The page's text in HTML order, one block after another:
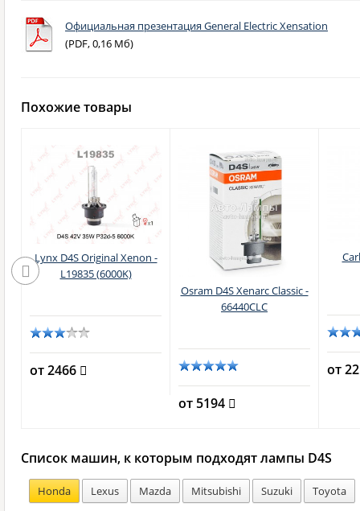
Официальная презентация General Electric Xensation
(PDF, 0,16 Мб)
Похожие товары
Lynx D4S Original Xenon -
L19835 (6000K)
от 2466
Osram D4S Xenarc Classic -
66440CLC
от 5194
от
Список машин, к которым подходят лампы D4S
Honda Lexus Mazda Mitsubishi Suzuki Toyota